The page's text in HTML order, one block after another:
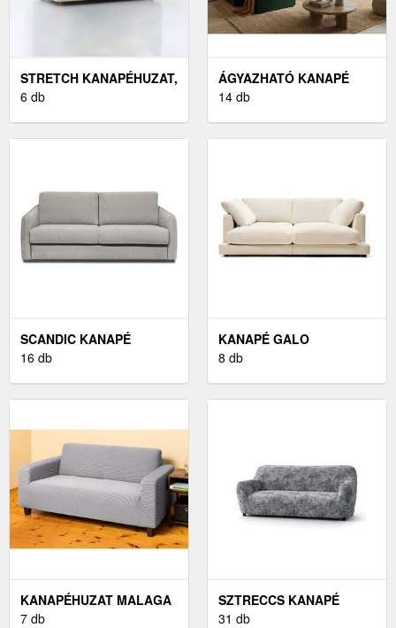
STRETCH KANAPÉHUZAT,
JACQUARD JACQUARD
6 db
ÁGYAZHATÓ KANAPÉ
14 db
SCANDIC KANAPÉ
SZÜRKE
16 db
KANAPÉ GALO
8 db
KANAPÉHUZAT MALAGA
2 SZEMÉLYES
7 db
SZTRECCS KANAPÉ
HUZAT
31 db